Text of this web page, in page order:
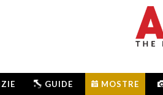
GUIDE MOSTRE